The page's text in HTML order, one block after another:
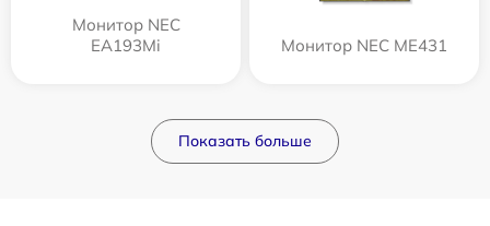
Монитор NEC
EA193Mi
Монитор NEC ME431
Показать больше